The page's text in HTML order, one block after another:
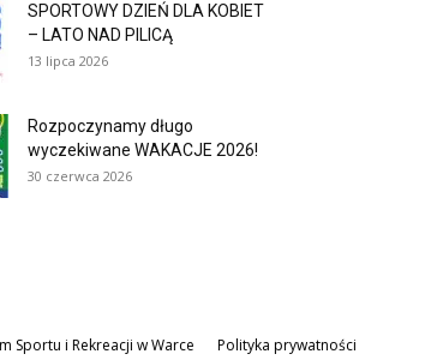
SPORTOWY DZIEŃ DLA KOBIET
– LATO NAD PILICĄ
13 lipca 2026
Rozpoczynamy długo
wyczekiwane WAKACJE 2026!
30 czerwca 2026
Sportu i Rekreacji w Warce Polityka prywatności